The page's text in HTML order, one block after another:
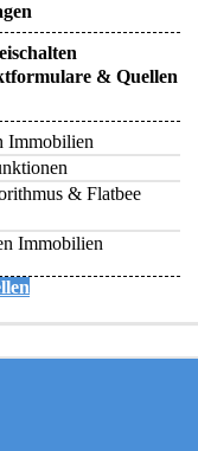
& Quellen
Immobilien
& Flatbee
Immobilien